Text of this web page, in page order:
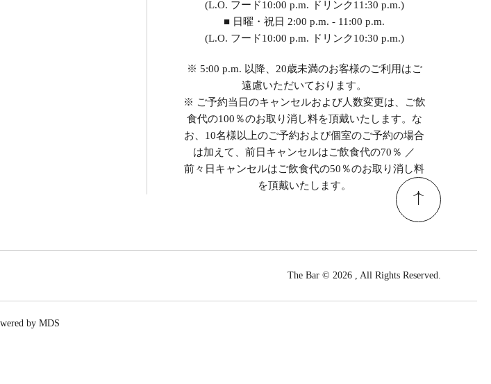
(L.O. フード10:00 p.m. ドリンク11:30 p.m.)
■ 日曜・祝日 2:00 p.m. - 11:00 p.m.
(L.O. フード10:00 p.m. ドリンク10:30 p.m.)
※ 5:00 p.m. 以降、20歳未満のお客様のご利用はご
遠慮いただいております。
※ ご予約当日のキャンセルおよび人数変更は、ご飲
食代の100％のお取り消し料を頂戴いたします。な
お、10名様以上のご予約および個室のご予約の場合
は加えて、前日キャンセルはご飲食代の70％ ／
前々日キャンセルはご飲食代の50％のお取り消し料
を頂戴いたします。
The Bar © 2026 , All Rights Reserved.
by MDS